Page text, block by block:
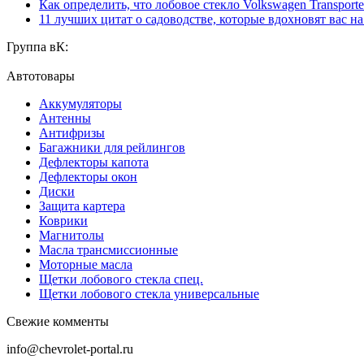
Как определить, что лобовое стекло Volkswagen
11 лучших цитат о садоводстве, которые вдохновят вас
Группа вК:
Автотовары
Аккумуляторы
Антенны
Антифризы
Багажники для рейлингов
Дефлекторы капота
Дефлекторы окон
Диски
Защита картера
Коврики
Магнитолы
Масла трансмиссионные
Моторные масла
Щетки лобового стекла спец.
Щетки лобового стекла универсальные
Свежие комменты
info@chevrolet-portal.ru